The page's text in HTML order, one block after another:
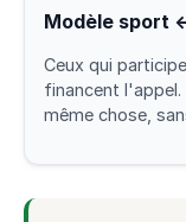
Modèle sport
Ceux qui
financent l'appel.
même chose,